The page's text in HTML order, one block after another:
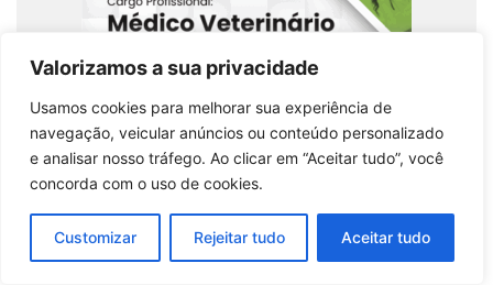
Valorizamos a sua privacidade
Usamos cookies para melhorar sua experiência de
navegação, veicular anúncios ou conteúdo personalizado
e analisar nosso tráfego. Ao clicar em “Aceitar tudo”, você
concorda com o uso de cookies.
Customizar Rejeitar tudo Aceitar tudo
Apostila Professor Veterinário – Alto Alegre dos
Parecis – RO 2026
Comprar produto